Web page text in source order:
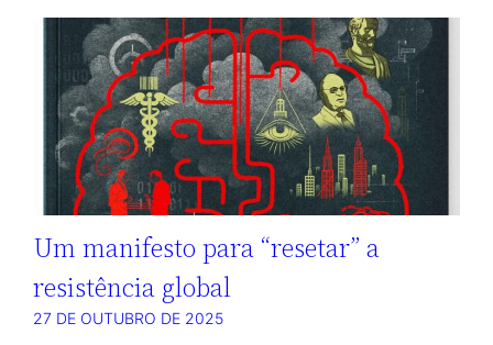
Um manifesto para “resetar” a
resistência global
27 DE OUTUBRO DE 2025